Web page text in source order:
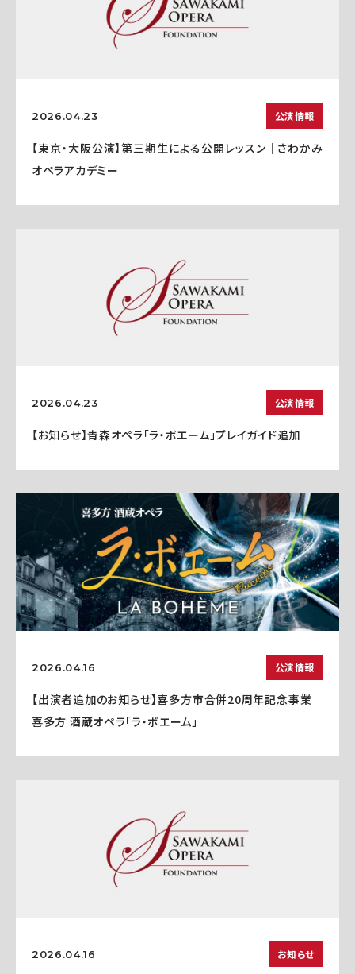
2026.04.23 公演情報
【東京・大阪公演】第三期生による公開レッスン｜さわかみ
オペラアカデミー
2026.04.23 公演情報
【お知らせ】青森オペラ「ラ・ボエーム」プレイガイド追加
2026.04.16 公演情報
【出演者追加のお知らせ】喜多方市合併20周年記念事業
喜多方 酒蔵オペラ「ラ・ボエーム」
2026.04.16 お知らせ